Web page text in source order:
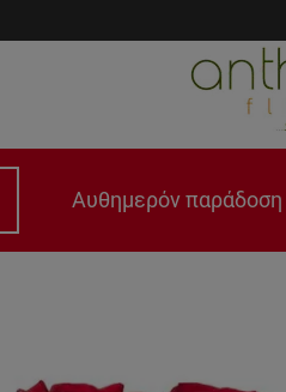
Αυθημερόν παράδοση